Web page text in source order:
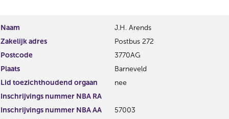
t
e
r
e
s
u
Naam
J.H. Arends
Zakelijk adres
Postbus 272
Postcode
3770AG
Plaats
Barneveld
Lid toezichthoudend orgaan
nee
Inschrijvings nummer NBA RA
Inschrijvings nummer NBA AA
57003